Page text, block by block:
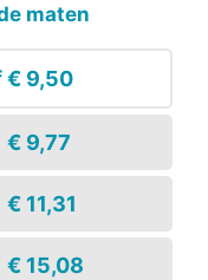
maten
€ 9,50
€ 9,77
€ 11,31
€ 15,08